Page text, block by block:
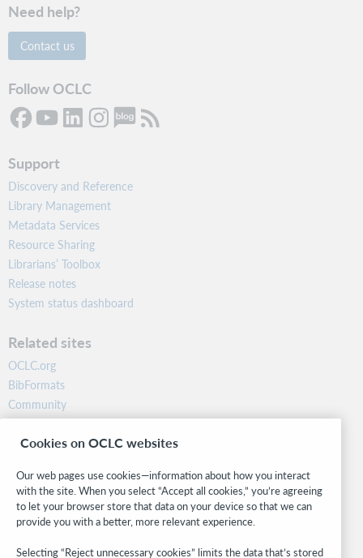
Need help?
Contact us
Follow OCLC
Support
Discovery and Reference
Library Management
Metadata Services
Resource Sharing
Librarians’ Toolbox
Release notes
System status dashboard
Related sites
OCLC.org
BibFormats
Community
Research
WebJunction
Stay in the know.
Get the latest product updates, research, events, and much more—
right to your inbox.
Cookies on OCLC websites
Our web pages use cookies—information about how you interact
with the site. When you select “Accept all cookies,” you’re agreeing
to let your browser store that data on your device so that we can
provide you with a better, more relevant experience.
Selecting “Reject unnecessary cookies” limits the data that’s stored